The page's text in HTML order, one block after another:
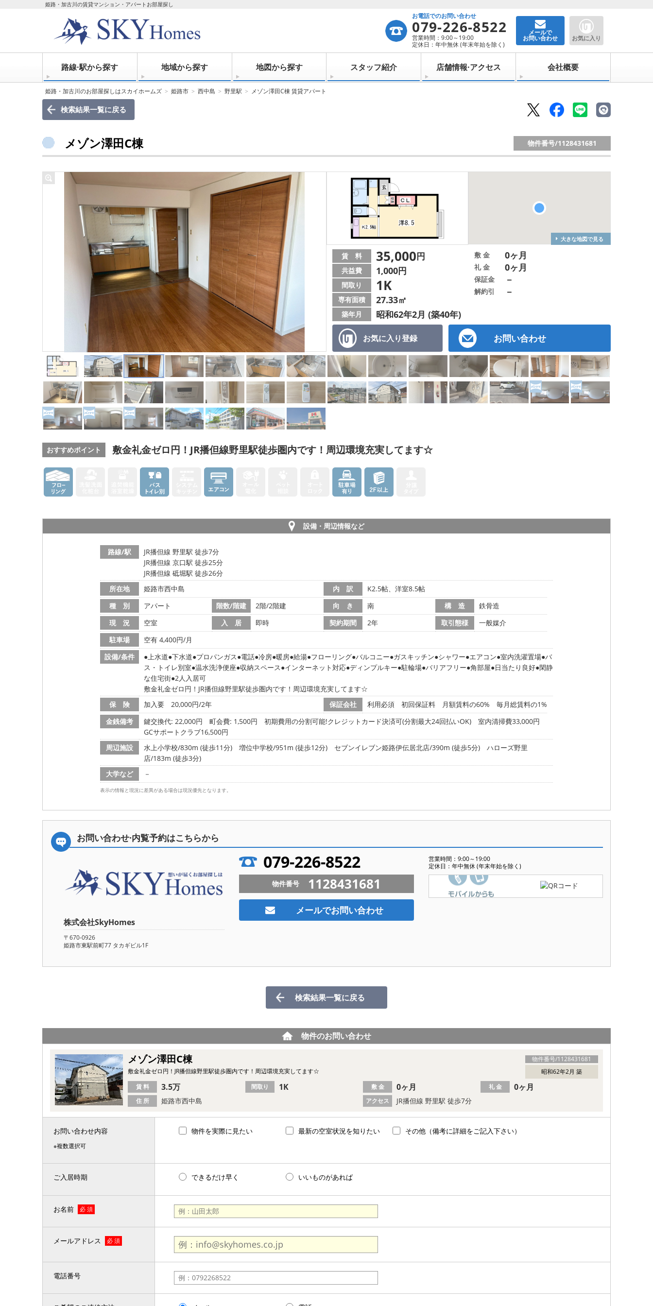
姫路・加古川の賃貸マンション・アパートお部屋探し
お電話でのお問い合わせ
079-226-8522
営業時間：9:00～19:00
定休日：年中無休 (年末年始を除く)
メールで
お問い合わせ お気に入り
路線·駅から探す 地域から探す 地図から探す スタッフ紹介 店舗情報·アクセス 会社概要
姫路・加古川のお部屋探しはスカイホームズ 姫路市 西中島 野里駅 メゾン澤田C棟 賃貸アパート
検索結果一覧に戻る
メゾン澤田C棟 物件番号/1128431681
大きな地図で見る
お気に入り登録 お問い合わせ
賃 料 35,000円
共益費 1,000円
間取り 1K
専有面積 27.33㎡
築年月 昭和62年2月 (築40年)
敷 金 0ヶ月
礼 金 0ヶ月
保証金 －
解約引 －
おすすめポイント 敷金礼金ゼロ円！JR播但線野里駅徒歩圏内です！周辺環境充実してます☆
設備・周辺情報など
路線/駅
JR播但線 野里駅 徒歩7分
JR播但線 京口駅 徒歩25分
JR播但線 砥堀駅 徒歩26分
所在地
姫路市西中島 内 訳
K2.5帖、洋室8.5帖
種 別
アパート 階数/階建 2階/2階建 向 き 南 構 造
鉄骨造
現 況
空室 入 居 即時 契約期間 2年 取引態様
一般媒介
駐車場
空有 4,400円/月
設備/条件
上水道 下水道 プロパンガス 電話 冷房 暖房 給湯 フローリング バルコニー ガスキッチン シャワー エアコン 室内洗濯置場 バ
ス・トイレ別室 温水洗浄便座 収納スペース インターネット対応 ディンプルキー 駐輪場 バリアフリー 角部屋 日当たり良好 閑静
な住宅街 2人入居可
敷金礼金ゼロ円！JR播但線野里駅徒歩圏内です！周辺環境充実してます☆
保 険
加入要 20,000円/2年 保証会社
利用必須 初回保証料 月額賃料の60% 毎月総賃料の1%
金銭備考
鍵交換代: 22,000円 町会費: 1,500円
初期費用の分割可能!クレジットカード決済可(分割最大24回払いOK) 室内清掃費33,000円
GCサポートクラブ16,500円
周辺施設
水上小学校/830m (徒歩11分) 増位中学校/951m (徒歩12分) セブンイレブン姫路伊伝居北店/390m (徒歩5分)
ハローズ野里
店/183m (徒歩3分)
大学など
－
表示の情報と現況に差異がある場合は現況優先となります。
お問い合わせ·内覧予約はこちらから
株式会社SkyHomes
〒670-0926
姫路市東駅前町77 タカギビル1F
079-226-8522
営業時間：9:00～19:00
定休日：年中無休 (年末年始を除く)
物件番号 1128431681
メールでお問い合わせ
検索結果一覧に戻る
物件のお問い合わせ
物件番号/1128431681
メゾン澤田C棟
昭和62年2月 築
敷金礼金ゼロ円！JR播但線野里駅徒歩圏内です！周辺環境充実してます☆
住 所 姫路市西中島 アクセス JR播但線 野里駅 徒歩7分
賃 料 3.5万 間取り 1K 敷 金 0ヶ月 礼 金 0ヶ月
お問い合わせ内容
※複数選択可
物件を実際に見たい 最新の空室状況を知りたい その他（備考に詳細をご記入下さい）
ご入居時期 できるだけ早く いいものがあれば
お名前 必 須
メールアドレス 必 須
電話番号